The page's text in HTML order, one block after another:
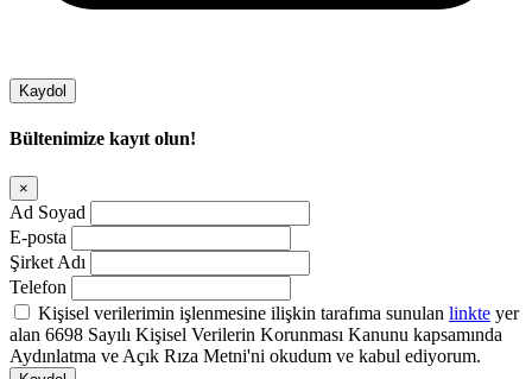
Kaydol
Bültenimize kayıt olun!
Ad Soyad
E-posta
Şirket Adı
Telefon
Kişisel verilerimin işlenmesine ilişkin tarafıma sunulan linkte yer
alan 6698 Sayılı Kişisel Verilerin Korunması Kanunu kapsamında
Aydınlatma ve Açık Rıza Metni'ni okudum ve kabul ediyorum.